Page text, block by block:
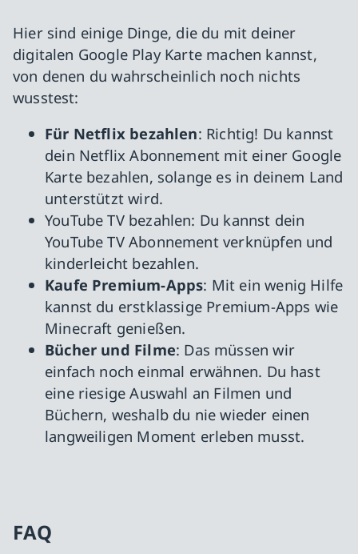
Hier sind einige Dinge, die du mit deiner
digitalen Google Play Karte machen kannst,
von denen du wahrscheinlich noch nichts
wusstest:
Für Netflix bezahlen: Richtig! Du kannst
dein Netflix Abonnement mit einer Google
Karte bezahlen, solange es in deinem Land
unterstützt wird.
YouTube TV bezahlen: Du kannst dein
YouTube TV Abonnement verknüpfen und
kinderleicht bezahlen.
Kaufe Premium-Apps: Mit ein wenig Hilfe
kannst du erstklassige Premium-Apps wie
Minecraft genießen.
Bücher und Filme: Das müssen wir
einfach noch einmal erwähnen. Du hast
eine riesige Auswahl an Filmen und
Büchern, weshalb du nie wieder einen
langweiligen Moment erleben musst.
FAQ